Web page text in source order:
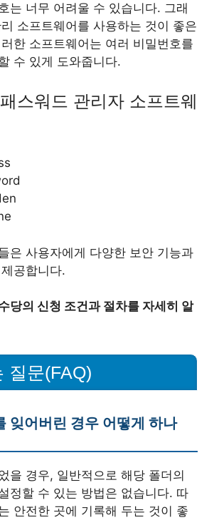
는 너무 어려울 수 있습니다. 그래
소프트웨어를 사용하는 것이 좋은
한 소프트웨어는 여러 비밀번호를
수 있게 도와줍니다.
스워드 관리자 소프트웨
은 사용자에게 다양한 보안 기능과
공합니다.
당의 신청 조건과 절차를 자세히 알
질문(FAQ)
잊어버린 경우 어떻게 하나
을 경우, 일반적으로 해당 폴더의
정할 수 있는 방법은 없습니다. 따
안전한 곳에 기록해 두는 것이 좋